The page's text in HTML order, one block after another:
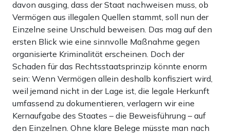
davon ausging, dass der Staat nachweisen muss, ob
Vermögen aus illegalen Quellen stammt, soll nun der
Einzelne seine Unschuld beweisen. Das mag auf den
ersten Blick wie eine sinnvolle Maßnahme gegen
organisierte Kriminalität erscheinen. Doch der
Schaden für das Rechtsstaatsprinzip könnte enorm
sein: Wenn Vermögen allein deshalb konfisziert wird,
weil jemand nicht in der Lage ist, die legale Herkunft
umfassend zu dokumentieren, verlagern wir eine
Kernaufgabe des Staates – die Beweisführung – auf
den Einzelnen. Ohne klare Belege müsste man nach